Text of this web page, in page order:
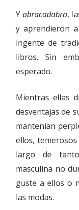
Yabracadabra,
y aprendieron
ingente de
libros. Sin
esperado.
Mientras ellas
desventajas de
mantenían
ellos,
largo de
masculina no
guste a ellos o
las modas.